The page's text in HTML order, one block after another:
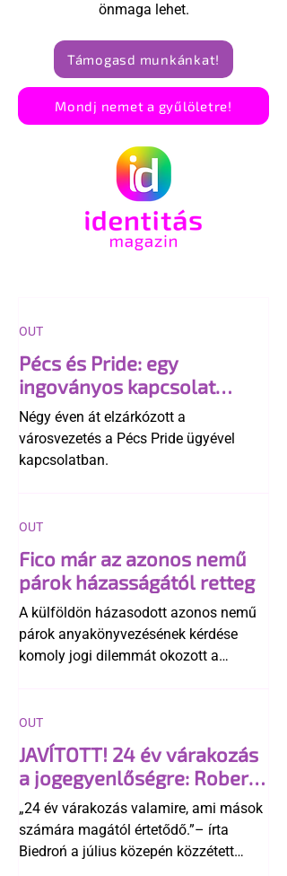
önmaga lehet.
Támogasd munkánkat!
Mondj nemet a gyűlöletre!
Pécs és Pride: egy
ingoványos kapcsolat
története
Négy éven át elzárkózott a
városvezetés a Pécs Pride ügyével
kapcsolatban.
OUT
Fico már az azonos nemű
párok házasságától retteg
A külföldön házasodott azonos nemű
párok anyakönyvezésének kérdése
komoly jogi dilemmát okozott a
egyértelműen tiltja a házasságuk
elismerését. Közben az ellenzéken belül
is vita robbant ki arról, hogy vissza
kellene-e vonni a kormány konzervatív
alkotmánymódosítását
OUT
JAVÍTOTT! 24 év várakozás
a jogegyenlőségre: Robert
Biedroń megindító üzenete
a lengyel bejegyzett
élettársi kapcsolatokért
„24 év várakozás valamire, ami mások
számára magától értetődő.”– írta
Biedroń a július közepén közzétett
OUT